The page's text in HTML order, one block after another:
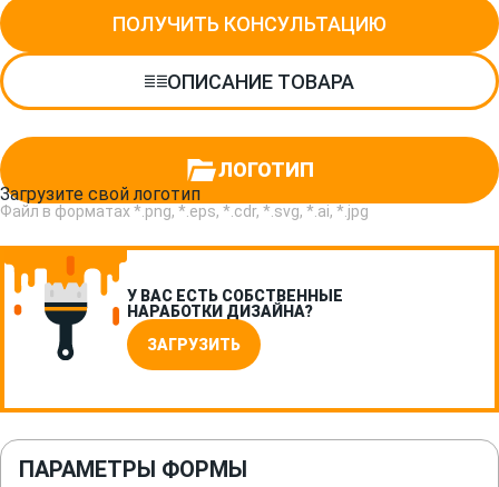
ПОЛУЧИТЬ КОНСУЛЬТАЦИЮ
ОПИСАНИЕ ТОВАРА
ЛОГОТИП
Загрузите свой логотип
Файл в форматах *.png, *.eps, *.cdr, *.svg, *.ai, *.jpg
У ВАС ЕСТЬ СОБСТВЕННЫЕ
НАРАБОТКИ ДИЗАЙНА?
ЗАГРУЗИТЬ
ПАРАМЕТРЫ ФОРМЫ